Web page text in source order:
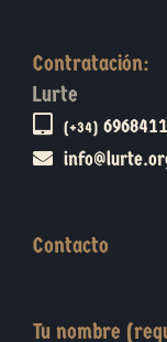
Contratación:
Lurte
(+34)
Contacto
Tu nombre